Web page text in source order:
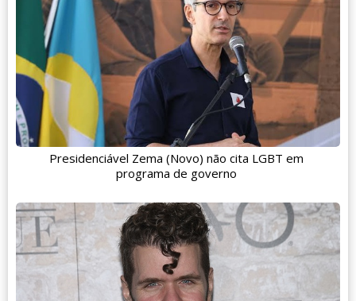
Presidenciável Zema (Novo) não cita LGBT em
programa de governo